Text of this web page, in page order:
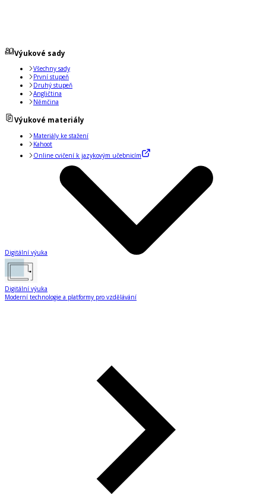
Výukové sady
Všechny sady
První stupeň
Druhý stupeň
Angličtina
Němčina
Výukové materiály
Materiály ke stažení
Kahoot
Online cvičení k jazykovým učebnicím
Digitální výuka
Digitální výuka
Moderní technologie a platformy pro vzdělávání